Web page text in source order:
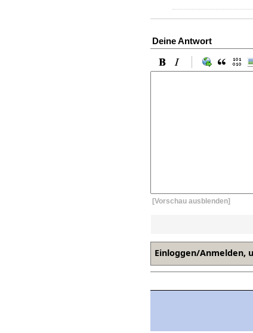
Deine Antwort
[Vorschau ausblenden]